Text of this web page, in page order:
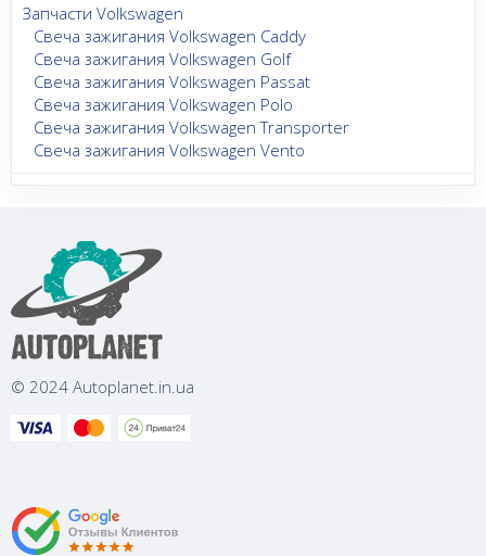
Запчасти Volkswagen
Свеча зажигания Volkswagen Caddy
Свеча зажигания Volkswagen Golf
Свеча зажигания Volkswagen Passat
Свеча зажигания Volkswagen Polo
Свеча зажигания Volkswagen Transporter
Свеча зажигания Volkswagen Vento
© 2024 Autoplanet.in.ua